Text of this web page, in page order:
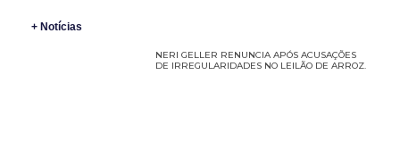
+ Notícias
NERI GELLER RENUNCIA APÓS ACUSAÇÕES
DE IRREGULARIDADES NO LEILÃO DE ARROZ.